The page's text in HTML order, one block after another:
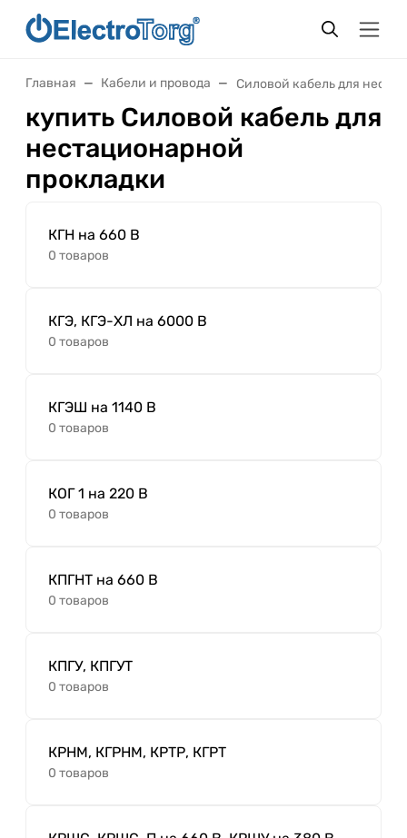
Главная Кабели и провода Силовой кабель для
купить Силовой кабель для
нестационарной
прокладки
КГН на 660 В
0 товаров
КГЭ, КГЭ-ХЛ на 6000 В
0 товаров
КГЭШ на 1140 В
0 товаров
КОГ 1 на 220 В
0 товаров
КПГНТ на 660 В
0 товаров
КПГУ, КПГУТ
0 товаров
КРНМ, КГРНМ, КРТР, КГРТ
0 товаров